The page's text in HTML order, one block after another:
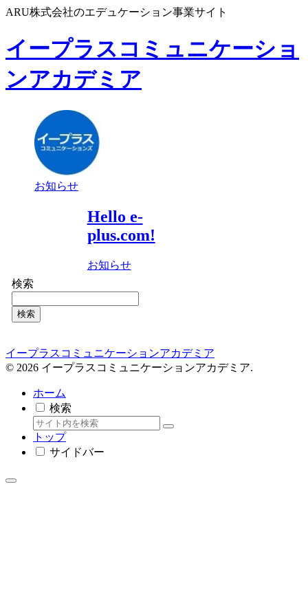
ARU株式会社のエデュケーション事業サイト
イープラスコミュニケーショ
ンアカデミア
お知らせ
Hello e-
plus.com!
お知らせ
検索
検索
イープラスコミュニケーションアカデミア
© 2026 イープラスコミュニケーションアカデミア.
ホーム
検索
トップ
サイドバー